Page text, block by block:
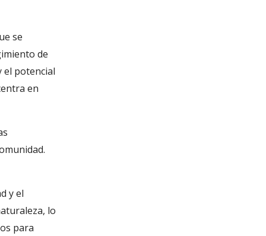
se
de
el potencial
en
y el
lo
para